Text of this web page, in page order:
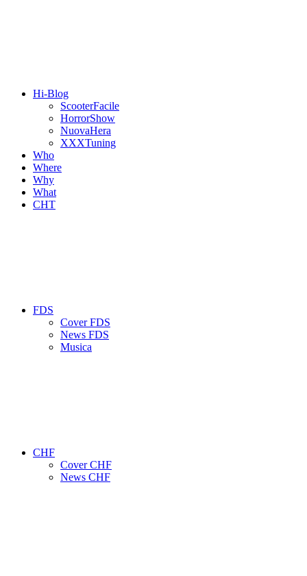
Hi-Blog
ScooterFacile
HorrorShow
NuovaHera
XXXTuning
Who
Where
Why
What
CHT
FDS
Cover FDS
News FDS
Musica
CHF
Cover CHF
News CHF